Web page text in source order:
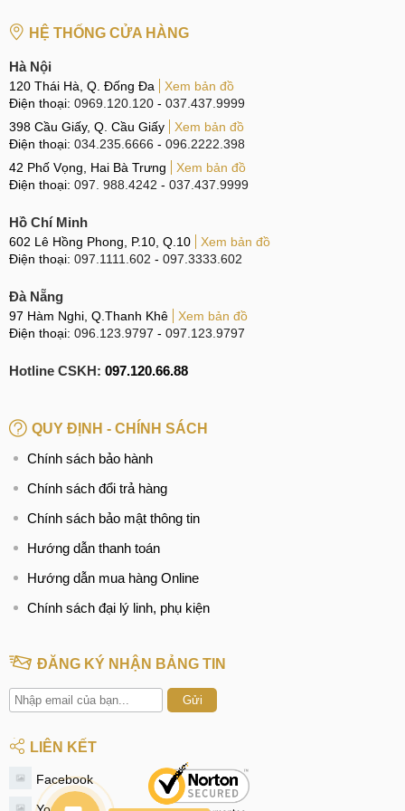
Tại Đà Nẵng
CN 6:
Hotline:097.123.9797
Tìm kiếm liên quan trên Google
giá thay ic wifi Samsung Galaxy M12 bao nhiêu tiền
sửa Samsung Galaxy M12 không thấy tín hiệu wifi
sửa wifi Samsung Galaxy M12 bắt kém
HỆ THỐNG CỬA HÀNG
Hà Nội
120 Thái Hà, Q. Đống Đa
Xem bản đồ
Điện thoại: 0969.120.120 - 037.437.9999
398 Cầu Giấy, Q. Cầu Giấy
Xem bản đồ
Điện thoại: 034.235.6666 - 096.2222.398
42 Phố Vọng, Hai Bà Trưng
Xem bản đồ
Điện thoại: 097. 988.4242 - 037.437.9999
Hồ Chí Minh
602 Lê Hồng Phong, P.10, Q.10
Xem bản đồ
Điện thoại: 097.1111.602 - 097.3333.602
Đà Nẵng
97 Hàm Nghi, Q.Thanh Khê
Xem bản đồ
Điện thoại: 096.123.9797 - 097.123.9797
Hotline CSKH: 097.120.66.88
QUY ĐỊNH - CHÍNH SÁCH
Chính sách bảo hành
Chính sách đổi trả hàng
Chính sách bảo mật thông tin
Hướng dẫn thanh toán
Hướng dẫn mua hàng Online
Chính sách đại lý linh, phụ kiện
ĐĂNG KÝ NHẬN BẢNG TIN
Gửi
LIÊN KẾT
Facebook